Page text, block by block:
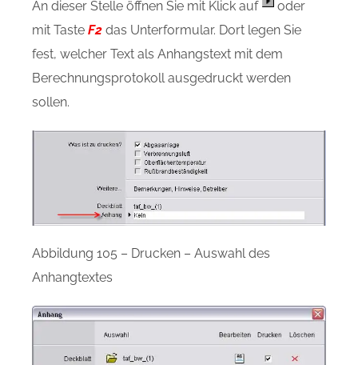
An dieser Stelle öffnen Sie mit Klick auf
oder
mit Taste F2 das Unterformular. Dort legen Sie
fest, welcher Text als Anhangstext mit dem
Berechnungsprotokoll ausgedruckt werden
sollen.
Abbildung 105 – Drucken – Auswahl des
Anhangtextes